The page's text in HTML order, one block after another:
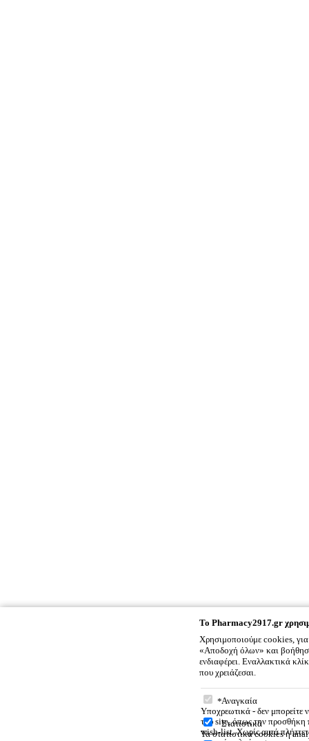
To Pharmacy2917.gr
Χρησιμοποιούμε cookies,
«Αποδοχή όλων» και
ενδιαφέρει. Εναλλακτικά
που χρειάζεσαι.
To
Αναγκαία
Υποχρεωτικά - δεν μπορείτε
του site, όπως την προσθήκη
wish-list. Χωρίς αυτά
Στατιστικά
Τα στατιστικά cookies ή